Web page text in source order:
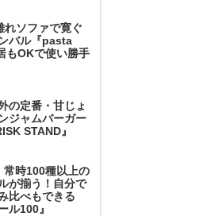
れソファで寛ぐ
バル『pasta
もOKで使い勝手
の定番・甘じょ
ジャムバーガー
STAND』
時100種以上の
が揃う！自分で
比べもできる
ル100』